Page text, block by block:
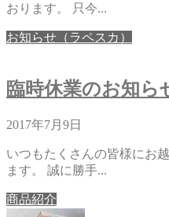
おります。 只今...
お知らせ（ラペスカ）
臨時休業のお知ら
2017年7月9日
いつもたくさんの皆様にお
ます。 誠に勝手...
商品紹介